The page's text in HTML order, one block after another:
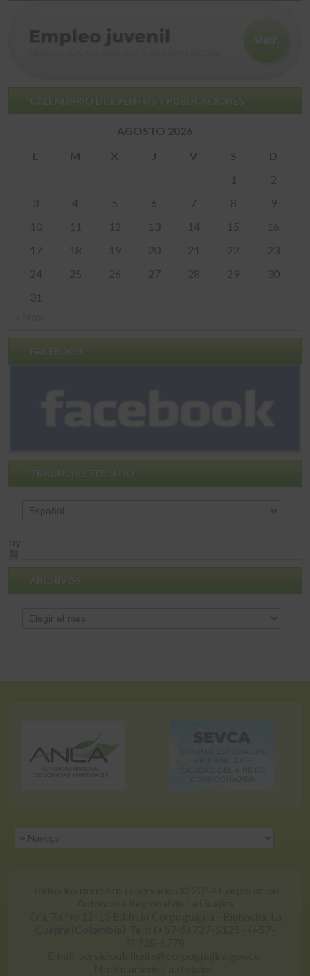
CALENDARIO DE EVENTOS Y PUBLICACIONES
AGOSTO 2026
L
M X J V S
D
1
2
3
4 5 6 7 8
9
10
11 12 13 14 15
16
17
18 19 20 21 22
23
24
25 26 27 28 29
30
31
FACEBOOK
TRADUCIR ESTE SITIO
by
ARCHIVOS